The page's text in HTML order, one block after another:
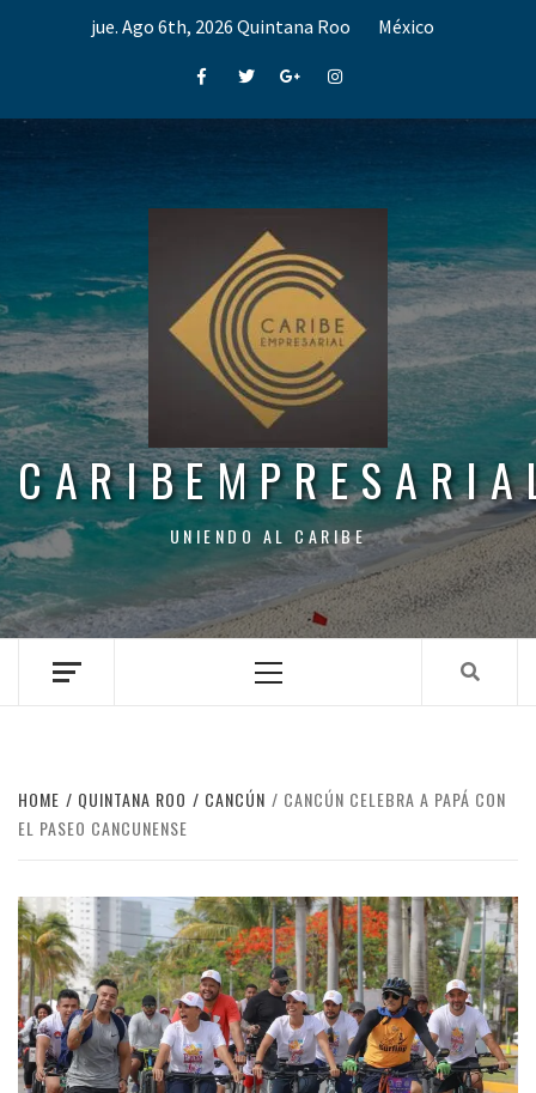
jue. Ago 6th, 2026 Quintana Roo México
FacebookTwitterGoogle+Instagram
UNIENDO AL CARIBE
Menu
HOME QUINTANA ROO CANCÚN
CANCÚN CELEBRA A PAPÁ CON
EL PASEO CANCUNENSE